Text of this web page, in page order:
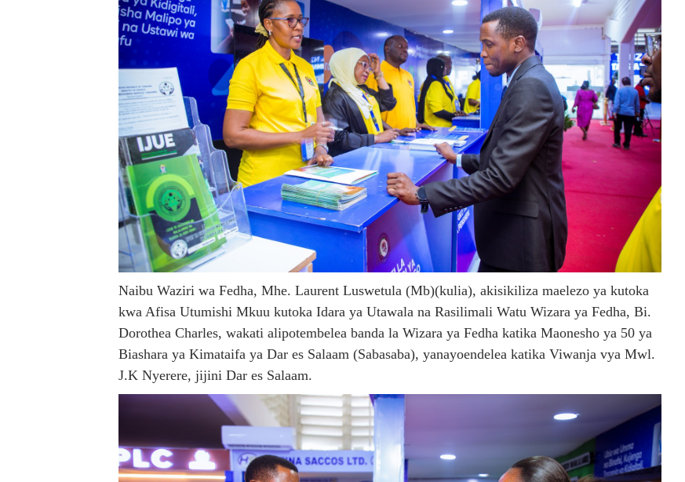
Naibu Waziri wa Fedha, Mhe. Laurent Luswetula (Mb)(kulia), akisikiliza maelezo ya kutoka
kwa Afisa Utumishi Mkuu kutoka Idara ya Utawala na Rasilimali Watu Wizara ya Fedha, Bi.
Dorothea Charles, wakati alipotembelea banda la Wizara ya Fedha katika Maonesho ya 50 ya
Biashara ya Kimataifa ya Dar es Salaam (Sabasaba), yanayoendelea katika Viwanja vya Mwl.
J.K Nyerere, jijini Dar es Salaam.